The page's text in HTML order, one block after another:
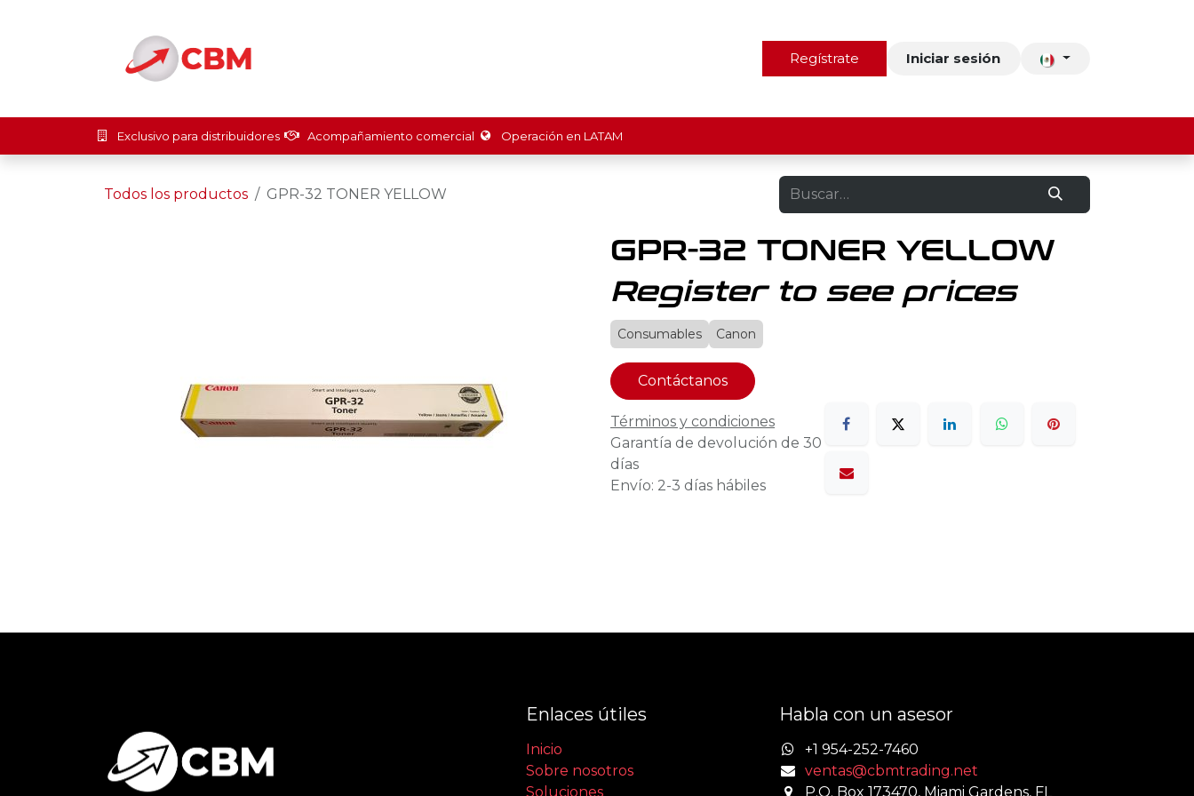
Nosotros Contacto
Regístrate Iniciar sesión
Exclusivo para distribuidores Acompañamiento comercial Operación en LATAM
Todos los productos GPR-32 TONER YELLOW
GPR-32 TONER YELLOW
Register to see prices
Consumables Canon
Contáctanos
Términos y condiciones
Garantía de devolución de 30
días
Envío: 2-3 días hábiles
Enlaces útiles
Inicio
Sobre nosotros
Soluciones
Habla con un asesor
+1 954-252-7460
ventas@cbmtrading.net
P.O. Box 173470, Miami Gardens, FL